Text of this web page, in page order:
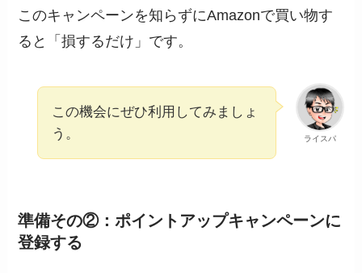
このキャンペーンを知らずにAmazonで買い物す
ると「損するだけ」です。
ライスパ
この機会にぜひ利用してみましょ
う。
準備その②：ポイントアップキャンペーンに
登録する